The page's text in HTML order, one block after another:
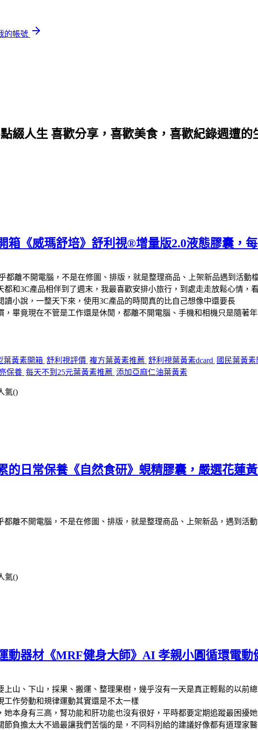
的帳號
綴人生 喜歡分享，喜歡美食，喜歡紀錄週遭
箱《威瑪舒培》舒利視®增量版2.0液態膠囊，
都離不開電腦，不是在修圖、排版，就是整理商品、上架新品遇到活
和3C產品相伴到了週末，我最喜歡安排小旅行，到處走走放鬆心情
小說，一整天下來，使用3C產品的時間真的比自己想像中還要長
畢竟現在不管是工作還是休閒，都離不開電腦、手機和相機只是隨著
葉黃素開箱 舒利視評價 複方葉黃素推薦 舒利視葉黃素dcard 國民葉黃
保養 每天不到25元葉黃素推薦 添加亞麻仁油葉黃素
氣()
的日常保養《自然食研》蜆精膠囊，嚴選花蓮
離不開電腦，不是在修圖、排版，就是整理商品、上架新品，遇到活
氣()
動器材《MRF健身大師》AI 孝親小圓循環電
山、下山，採果、搬運、整理果樹，幾乎沒有一天是真正輕鬆的以前
作勞動和規律運動其實還是不太一樣
本身有三高，腎功能和肝功能也沒有很好，平時都要定期追蹤最困擾
節負擔太大不過最讓我們苦惱的是，不同科別給的建議好像都有道理家